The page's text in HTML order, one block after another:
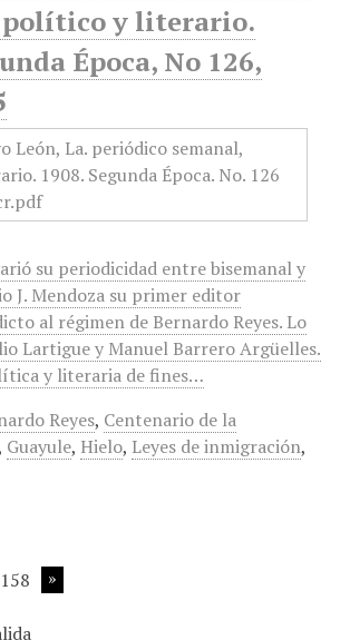
político y literario.
Época, No 126,
su periodicidad entre bisemanal y
J. Mendoza su primer editor
al régimen de Bernardo Reyes. Lo
Lartigue y Manuel Barrero Argüelles.
y literaria de fines…
Reyes, Centenario de la
Guayule, Hielo, Leyes de inmigración,